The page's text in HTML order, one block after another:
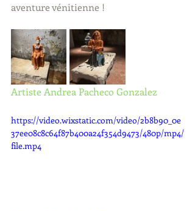
aventure vénitienne !
Artiste Andrea Pacheco Gonzalez
https://video.wixstatic.com/video/2b8b90_0e
37ee08c8c64f87b400a24f354d9473/480p/mp4/
file.mp4